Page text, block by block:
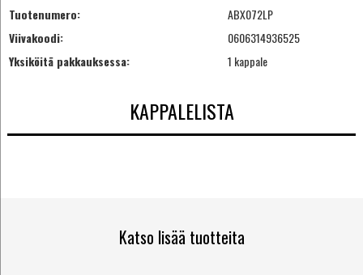
Tuotenumero:
ABX072LP
Viivakoodi:
0606314936525
Yksiköitä pakkauksessa:
1 kappale
KAPPALELISTA
Katso lisää tuotteita